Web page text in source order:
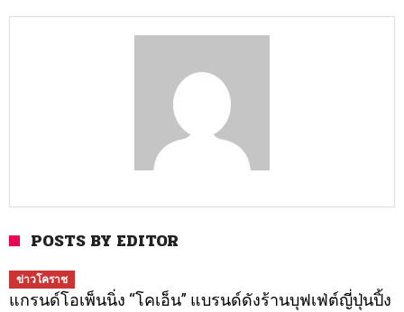
POSTS BY EDITOR
ข่าวโคราช
แกรนด์โอเพ็นนิ่ง “โคเอ็น” แบรนด์ดังร้านบุฟเฟ่ต์ญี่ปุ่นปิ้ง